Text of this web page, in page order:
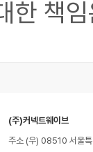
한 책
(주)커넥트웨이브
주소 (우) 08510 서울